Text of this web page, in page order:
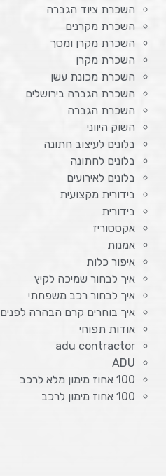
השכרת ציוד הגברה
השכרת מקרנים
השכרת מקרן ומסך
השכרת מקרן
השכרת מכונת עשן
השכרת הגברה בירושלים
השכרת הגברה
השוק היווני
בלונים לעיצוב חתונה
בלונים לחתונה
בלונים לאירועים
בידורית מקצועית
בידורית
אקססוריז
אמנות
איפור כלות
איך לבחור שמיכה לקיץ
איך לבחור רכב משפחתי
איך בוחרים קרם הבהרה לפנים
אודות תפוחי
adu contractor
ADU
100 אחוז מימון מלא לרכב
100 אחוז מימון לרכב